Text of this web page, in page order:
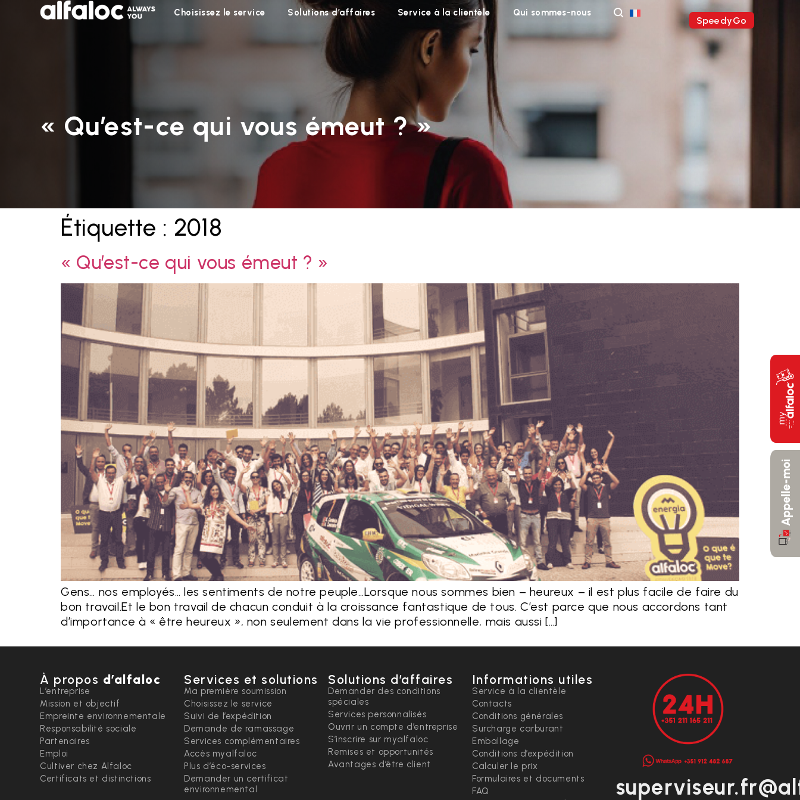
Choisissez le service Solutions d’affaires Service à la clientèle Qui sommes-nous
SpeedyGo
« Qu’est-ce qui vous émeut ? »
Étiquette : 2018
« Qu’est-ce qui vous émeut ? »
Gens… nos employés… les sentiments de notre peuple…Lorsque nous sommes bien – heureux – il est plus facile de faire du
bon travail.Et le bon travail de chacun conduit à la croissance fantastique de tous. C’est parce que nous accordons tant
d’importance à « être heureux », non seulement dans la vie professionnelle, mais aussi […]
À propos d’alfaloc
L’entreprise
Mission et objectif
Empreinte environnementale
Responsabilité sociale
Partenaires
Emploi
Cultiver chez Alfaloc
Certificats et distinctions
Services et solutions
Ma première soumission
Choisissez le service
Suivi de l’expédition
Demande de ramassage
Services complémentaires
Accès myalfaloc
Plus d’éco-services
Demander un certificat
environnemental
Solutions d’affaires
Demander des conditions
spéciales
Services personnalisés
Ouvrir un compte d’entreprise
S’inscrire sur myalfaloc
Remises et opportunités
Avantages d’être client
Informations utiles
Service à la clientèle
Contacts
Conditions générales
Surcharge carburant
Emballage
Conditions d’expédition
Calculer le prix
Formulaires et documents
FAQ